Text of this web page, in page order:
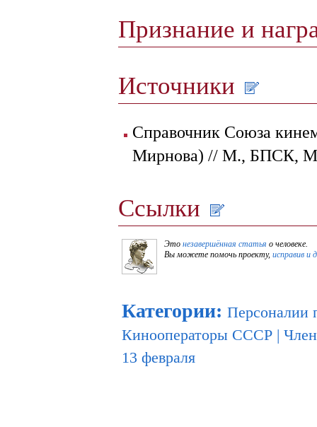
Признание и
Источники
Справочник Союза
Мирнова) // М., БПСК,
Ссылки
Это незавершённая статья о человеке.
Вы можете помочь проекту, исправив и
Категории: Персоналии
Кинооператоры СССР |
13 февраля